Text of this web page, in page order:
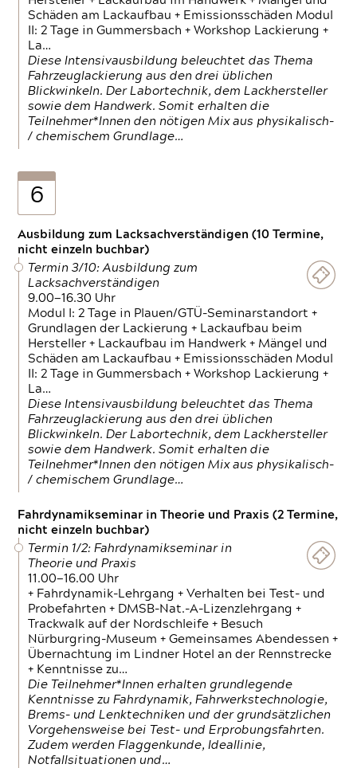
Schäden am Lackaufbau + Emissionsschäden Modul
II: 2 Tage in Gummersbach + Workshop Lackierung +
La…
Diese Intensivausbildung beleuchtet das Thema
Fahrzeuglackierung aus den drei üblichen
Blickwinkeln. Der Labortechnik, dem Lackhersteller
sowie dem Handwerk. Somit erhalten die
Teilnehmer*Innen den nötigen Mix aus physikalisch-
/ chemischem Grundlage…
6
Ausbildung zum Lacksachverständigen (10 Termine,
nicht einzeln buchbar)
Termin 3/10: Ausbildung zum
Lacksachverständigen
9.00—16.30 Uhr
Modul I: 2 Tage in Plauen/GTÜ-Seminarstandort +
Grundlagen der Lackierung + Lackaufbau beim
Hersteller + Lackaufbau im Handwerk + Mängel und
Schäden am Lackaufbau + Emissionsschäden Modul
II: 2 Tage in Gummersbach + Workshop Lackierung +
La…
Diese Intensivausbildung beleuchtet das Thema
Fahrzeuglackierung aus den drei üblichen
Blickwinkeln. Der Labortechnik, dem Lackhersteller
sowie dem Handwerk. Somit erhalten die
Teilnehmer*Innen den nötigen Mix aus physikalisch-
/ chemischem Grundlage…
Fahrdynamikseminar in Theorie und Praxis (2 Termine,
nicht einzeln buchbar)
Termin 1/2: Fahrdynamikseminar in
Theorie und Praxis
11.00—16.00 Uhr
+ Fahrdynamik-Lehrgang + Verhalten bei Test- und
Probefahrten + DMSB-Nat.-A-Lizenzlehrgang +
Trackwalk auf der Nordschleife + Besuch
Nürburgring-Museum + Gemeinsames Abendessen +
Übernachtung im Lindner Hotel an der Rennstrecke
+ Kenntnisse zu…
Die Teilnehmer*Innen erhalten grundlegende
Kenntnisse zu Fahrdynamik, Fahrwerkstechnologie,
Brems- und Lenktechniken und der grundsätzlichen
Vorgehensweise bei Test- und Erprobungsfahrten.
Zudem werden Flaggenkunde, Ideallinie,
Notfallsituationen und…